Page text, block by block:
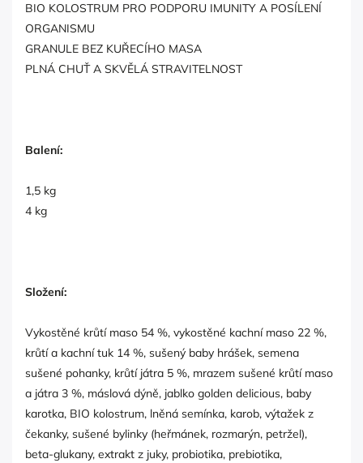
BIO KOLOSTRUM PRO PODPORU IMUNITY A POSÍLENÍ
ORGANISMU
GRANULE BEZ KUŘECÍHO MASA
PLNÁ CHUŤ A SKVĚLÁ STRAVITELNOST
Balení:
1,5 kg
4 kg
Složení:
Vykostěné krůtí maso 54 %, vykostěné kachní maso 22 %,
krůtí a kachní tuk 14 %, sušený baby hrášek, semena
sušené pohanky, krůtí játra 5 %, mrazem sušené krůtí maso
a játra 3 %, máslová dýně, jablko golden delicious, baby
karotka, BIO kolostrum, lněná semínka, karob, výtažek z
čekanky, sušené bylinky (heřmánek, rozmarýn, petržel),
beta-glukany, extrakt z juky, probiotika, prebiotika,